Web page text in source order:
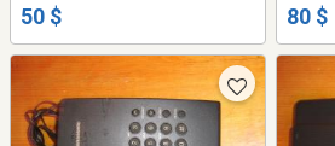
50 $ 80 $